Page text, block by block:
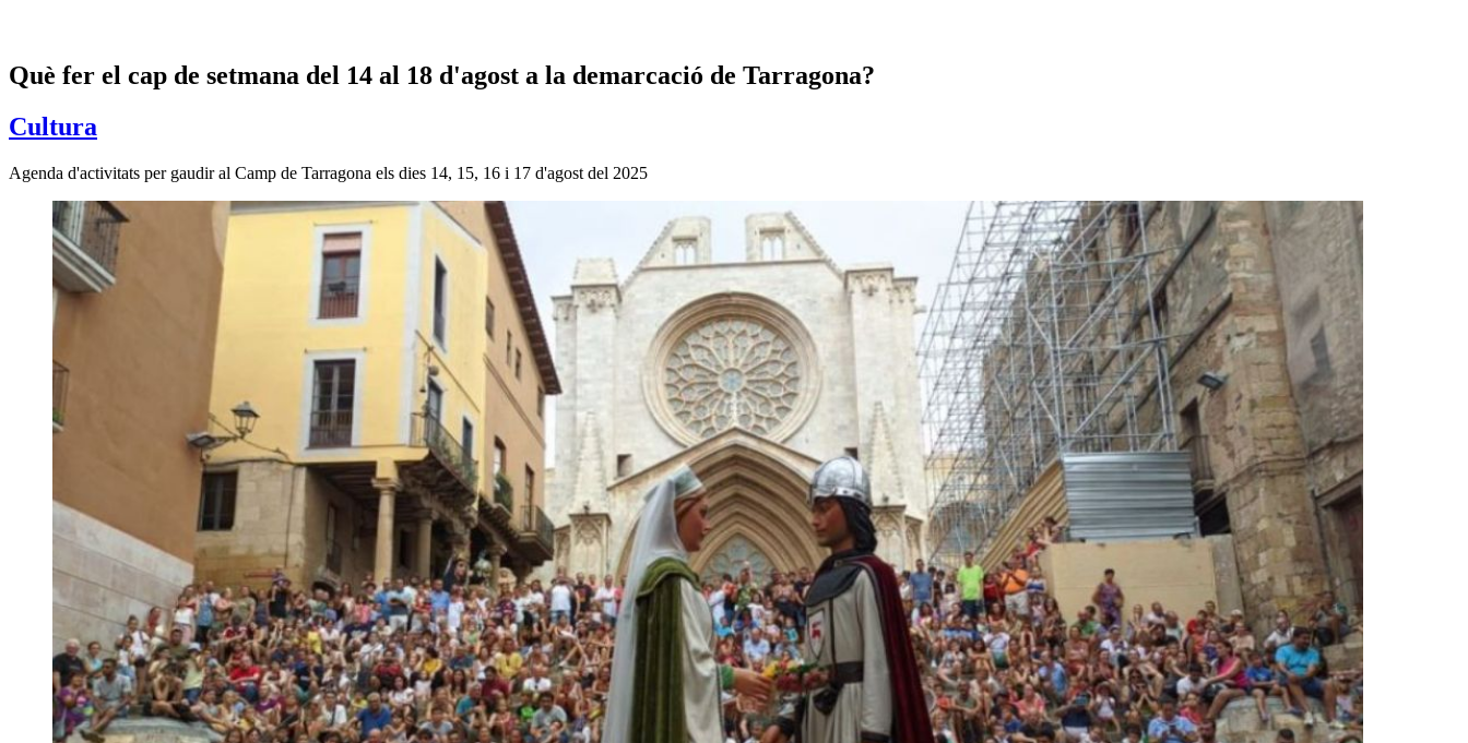
Què fer el cap de setmana del 14 al 18 d'agost a la demarcació de Tarragona?
Cultura
Agenda d'activitats per gaudir al Camp de Tarragona els dies 14, 15, 16 i 17 d'agost del 2025